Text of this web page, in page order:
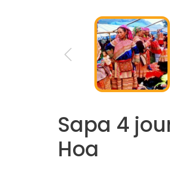
Sapa 4
Hoa